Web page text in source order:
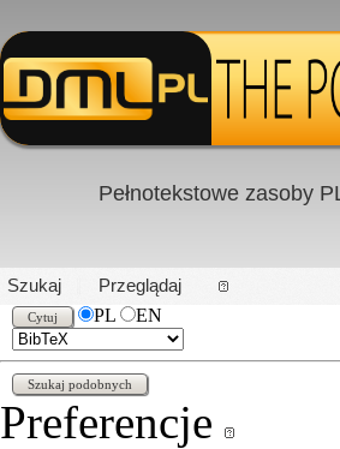
PL|EN
Pełnotekstowe zasoby
Szukaj
Przeglądaj
PL
EN
Preferencje